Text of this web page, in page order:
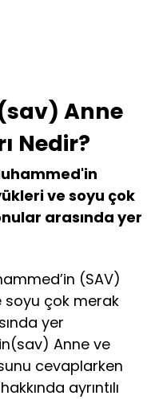
Anne
Nedir?
ve soyu çok
arasında yer
(SAV)
soyu çok merak
yer
Anne ve
cevaplarken
ayrıntılı